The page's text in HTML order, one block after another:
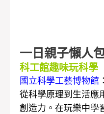
一日親子懶人
科工館趣味玩科學
國立科學工藝博物館
從科學原理到生活應
創造力。在玩樂中學